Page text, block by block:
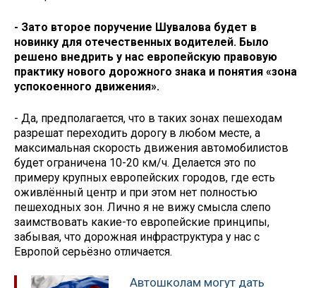
- Зато второе поручение Шувалова будет в
новинку для отечественных водителей. Было
решено внедрить у нас европейскую правовую
практику нового дорожного знака и понятия «зона
успокоенного движения».
- Да, предполагается, что в таких зонах пешеходам
разрешат переходить дорогу в любом месте, а
максимальная скорость движения автомобилистов
будет ограничена 10-20 км/ч. Делается это по
примеру крупных европейских городов, где есть
оживлённый центр и при этом нет полностью
пешеходных зон. Лично я не вижу смысла слепо
заимствовать какие-то европейские принципы,
забывая, что дорожная инфраструктура у нас с
Европой серьёзно отличается.
Автошколам могут дать